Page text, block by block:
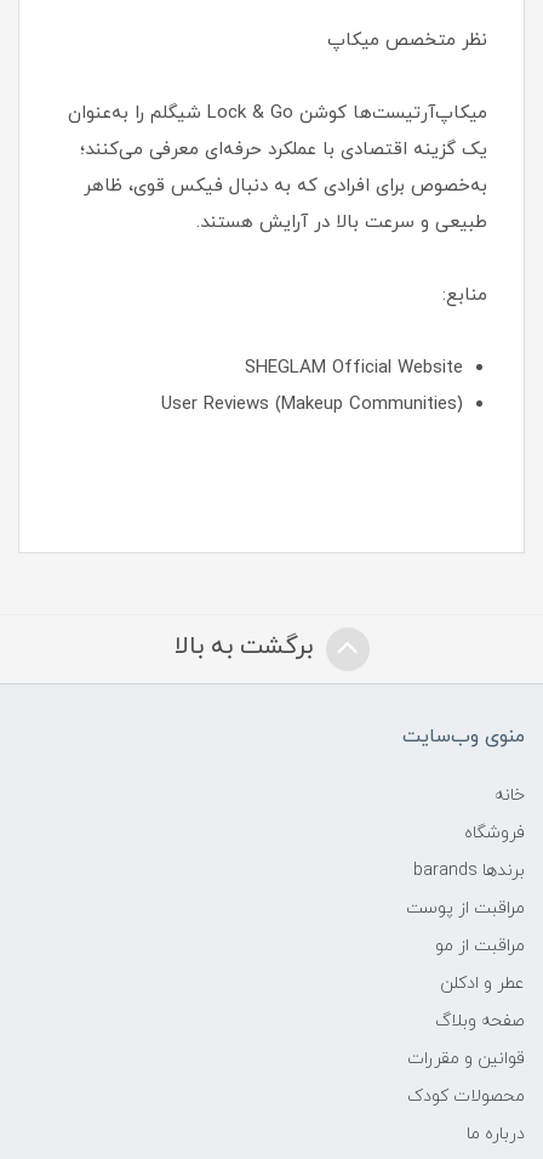
نظر متخصص میکاپ
میکاپ‌آرتیست‌ها کوشن Lock & Go شیگلم را به‌عنوان
یک گزینه اقتصادی با عملکرد حرفه‌ای معرفی می‌کنند؛
به‌خصوص برای افرادی که به دنبال فیکس قوی، ظاهر
طبیعی و سرعت بالا در آرایش هستند.
منابع:
SHEGLAM Official Website
User Reviews (Makeup Communities)
برگشت به بالا
منوی وب‌سایت
خانه
فروشگاه
برندها barands
مراقبت از پوست
مراقبت از مو
عطر و ادکلن
صفحه وبلاگ
قوانین و مقررات
محصولات کودک
درباره ما